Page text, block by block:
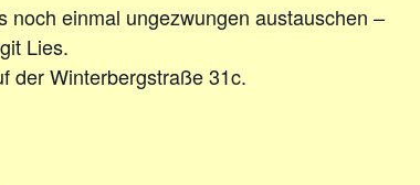
einmal ungezwungen austauschen –
Lies.
der Winterbergstraße 31c.